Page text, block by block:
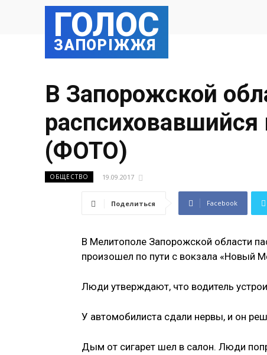
ГОЛОС
ЗАПОРІЖЖЯ
В Запорожской
(ФОТО)
ОБЩЕСТВО 19.09.2017
Поделиться Facebook
В Мелитополе Запорожской области
произошел по пути с вокзала «Новый
Люди утверждают, что водитель
У автомобилиста сдали нервы, и он
Дым от сигарет шел в салон. Люди